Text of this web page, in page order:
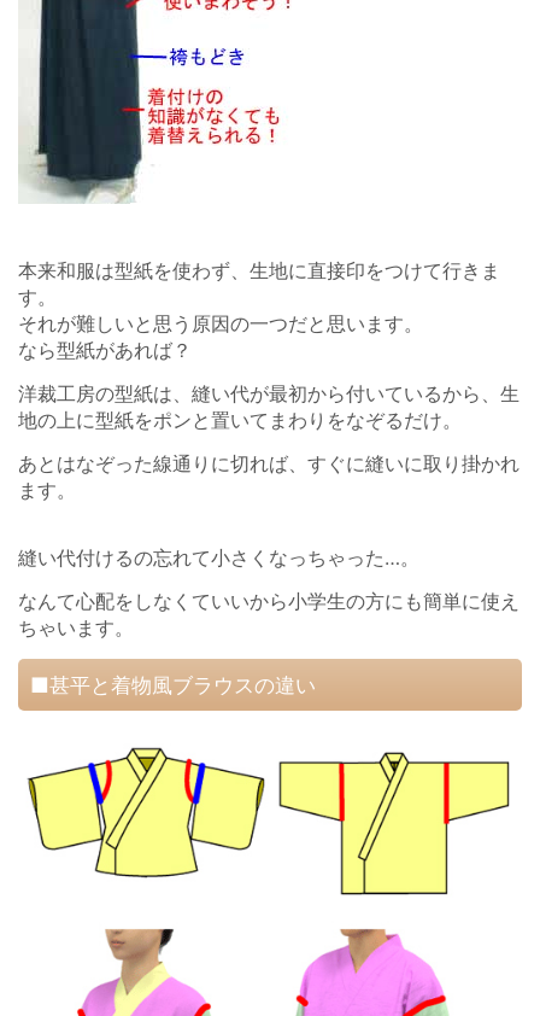
本来和服は型紙を使わず、生地に直接印をつけて行きま
す。
それが難しいと思う原因の一つだと思います。
なら型紙があれば？
洋裁工房の型紙は、縫い代が最初から付いているから、生
地の上に型紙をポンと置いてまわりをなぞるだけ。
あとはなぞった線通りに切れば、すぐに縫いに取り掛かれ
ます。
縫い代付けるの忘れて小さくなっちゃった…。
なんて心配をしなくていいから小学生の方にも簡単に使え
ちゃいます。
■甚平と着物風ブラウスの違い